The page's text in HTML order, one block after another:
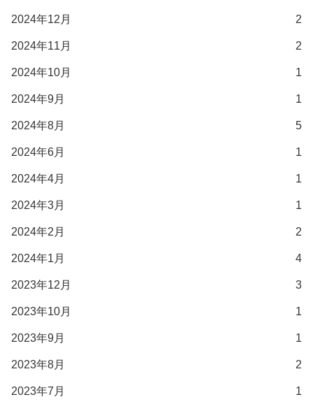
2024年12月 2
2024年11月 2
2024年10月 1
2024年9月 1
2024年8月 5
2024年6月 1
2024年4月 1
2024年3月 1
2024年2月 2
2024年1月 4
2023年12月 3
2023年10月 1
2023年9月 1
2023年8月 2
2023年7月 1